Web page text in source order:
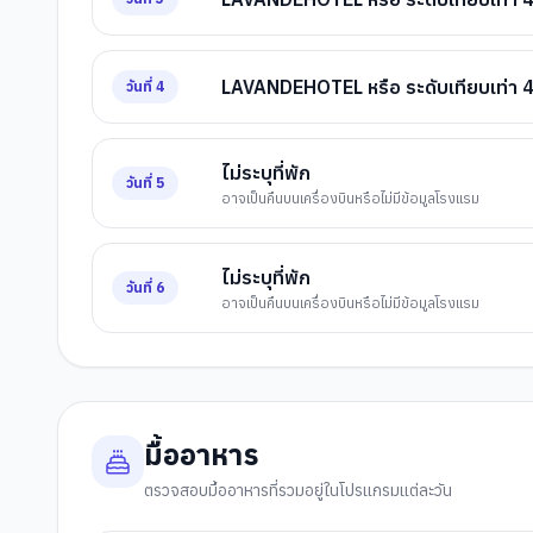
วันที่ 4 LAVANDEHOTEL หรือ ระดับเทียบเท่า
วันที่ 5 ไม่ระบุที่พัก
อาจเป็นคืนบนเครื่องบินหรือไม่มีข้อมูลโรงแรม
วันที่ 6 ไม่ระบุที่พัก
อาจเป็นคืนบนเครื่องบินหรือไม่มีข้อมูลโรงแรม
มื้ออาหาร
ตรวจสอบมื้ออาหารที่รวมอยู่ในโปรแกรมแต่ละวัน